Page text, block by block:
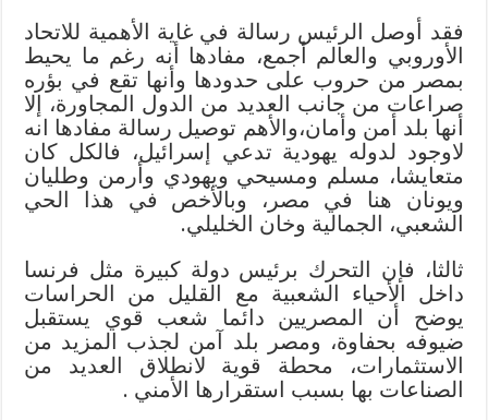
فقد أوصل الرئيس رسالة في غاية الأهمية للاتحاد
الأوروبي والعالم أجمع، مفادها أنه رغم ما يحيط
بمصر من حروب على حدودها وأنها تقع في بؤره
صراعات من جانب العديد من الدول المجاورة، إلا
أنها بلد أمن وأمان،والأهم توصيل رسالة مفادها انه
لاوجود لدوله يهودية تدعي إسرائيل، فالكل كان
متعايشا، مسلم ومسيحي ويهودي وأرمن وطليان
ويونان هنا في مصر، وبالأخص في هذا الحي
الشعبي، الجمالية وخان الخليلي.
ثالثا، فإن التحرك برئيس دولة كبيرة مثل فرنسا
داخل الأحياء الشعبية مع القليل من الحراسات
يوضح أن المصريين دائما شعب قوي يستقبل
ضيوفه بحفاوة، ومصر بلد آمن لجذب المزيد من
الاستثمارات، محطة قوية لانطلاق العديد من
الصناعات بها بسبب استقرارها الأمني .